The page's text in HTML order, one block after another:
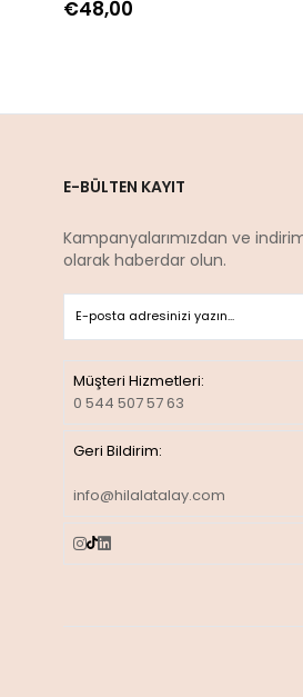
€48,00
E-BÜLTEN KAYIT
Kampanyalarımızdan ve
olarak haberdar olun.
Müşteri Hizmetleri:
0 544 507 57 63
Geri Bildirim:
info@hilalatalay.com